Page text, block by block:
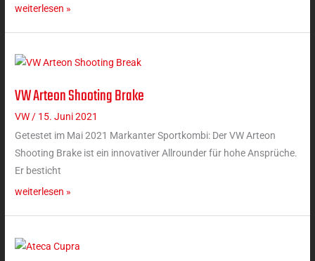
weiterlesen »
VW Arteon Shooting Brake
VW / 15. Juni 2021
Getestet im Mai 2021 Markanter Sportkombi: Der VW Arteon
Shooting Brake ist ein innovativer Allrounder für hohe Ansprüche.
Er besticht
VW
Arteon
Brake
weiterlesen »